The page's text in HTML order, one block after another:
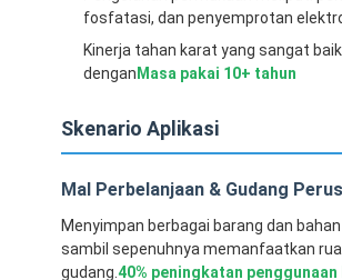
Beranda
Video
fosfatasi, dan penyemprotan
Kinerja tahan karat yang sangat baik
dengan Masa pakai 10+ tahun
Skenario Aplikasi
Mal Perbelanjaan & Gudang
Menyimpan berbagai barang dan
sambil sepenuhnya memanfaatkan
gudang.40% peningkatan